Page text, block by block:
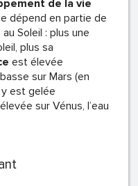
de la vie
dépend en partie de
Soleil : plus une
plus sa
est élevée
sur Mars (en
y est gelée
sur Vénus, l’eau